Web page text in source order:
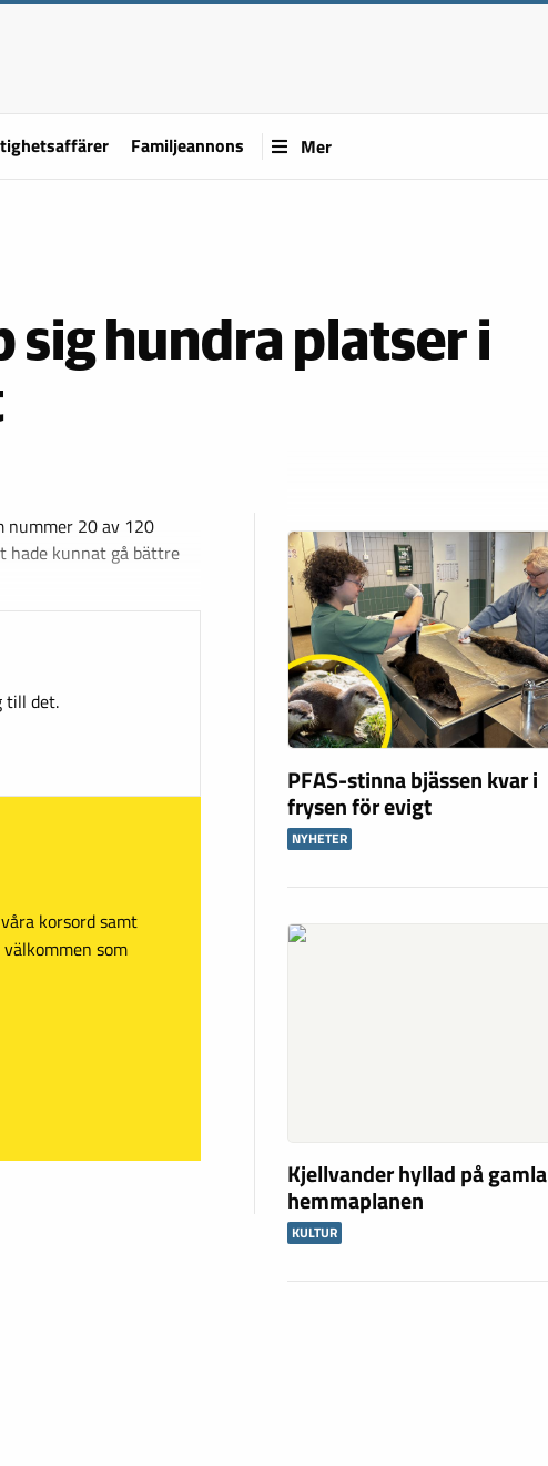
Familjeannons Mer
sig hundra platser i
nummer 20 av 120
hade kunnat gå bättre
till det.
korsord samt
som
PFAS-stinna bjässen kvar i
frysen för evigt
NYHETER
Kjellvander hyllad på gamla
hemmaplanen
KULTUR